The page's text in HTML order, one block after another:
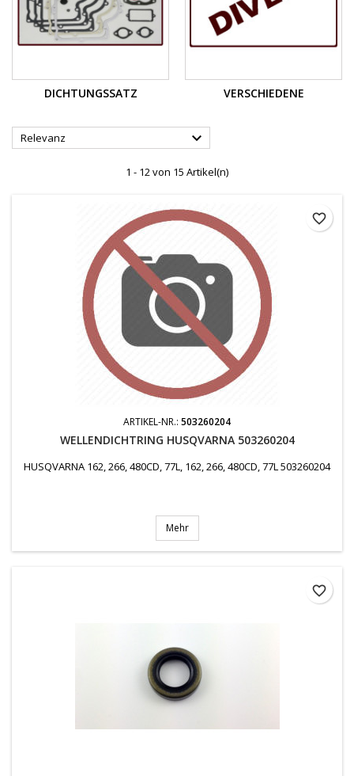
DICHTUNGSSATZ VERSCHIEDENE
Relevanz 
1 - 12 von 15 Artikel(n)
ARTIKEL-NR.: 503260204
WELLENDICHTRING HUSQVARNA 503260204
HUSQVARNA 162, 266, 480CD, 77L, 162, 266, 480CD, 77L 503260204
Mehr
favorite_border
favorite_border